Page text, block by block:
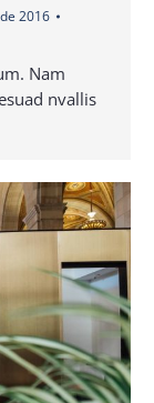
2016
Nam
nvallis